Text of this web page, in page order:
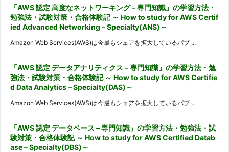
「AWS 認定 高度なネットワーキング – 専門知識」の学習方法・
勉強法・試験対策・合格体験記 ～ How to study for AWS Certif
ied Advanced Networking – Specialty(ANS)～
Amazon Web Services(AWS)は今最もシェアを拡大しているパブ ...
「AWS 認定 データアナリティクス – 専門知識」の学習方法・勉
強法・試験対策・合格体験記 ～ How to study for AWS Certifie
d Data Analytics – Specialty(DAS)～
Amazon Web Services(AWS)は今最もシェアを拡大しているパブ ...
「AWS 認定 データベース – 専門知識」の学習方法・勉強法・試
験対策・合格体験記 ～ How to study for AWS Certified Datab
ase – Specialty(DBS)～